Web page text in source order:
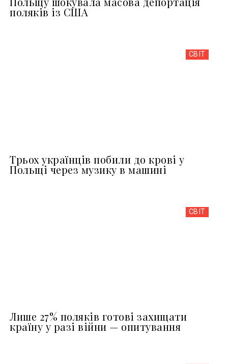
поляків із США
СВІТ
Трьох українців побили до крові у
Польщі через музику в машині
СВІТ
Лише 27% поляків готові захищати
країну у разі війни — опитування